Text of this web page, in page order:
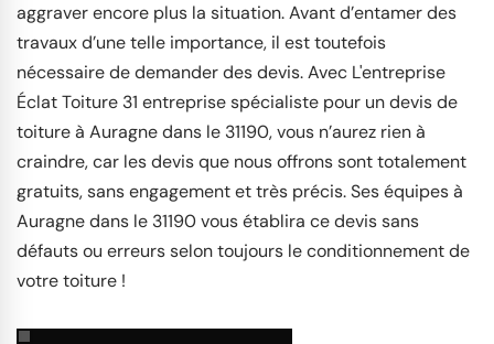
aggraver encore plus la situation. Avant d’entamer des
travaux d’une telle importance, il est toutefois
nécessaire de demander des devis. Avec L'entreprise
Éclat Toiture 31 entreprise spécialiste pour un devis de
toiture à Auragne dans le 31190, vous n’aurez rien à
craindre, car les devis que nous offrons sont totalement
gratuits, sans engagement et très précis. Ses équipes à
Auragne dans le 31190 vous établira ce devis sans
défauts ou erreurs selon toujours le conditionnement de
votre toiture !